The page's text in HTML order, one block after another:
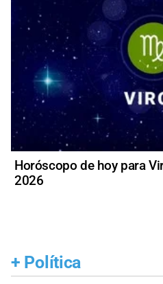
Horóscopo de hoy para
2026
+ Política